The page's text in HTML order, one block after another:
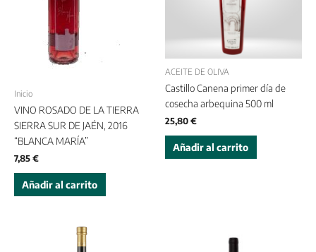
Inicio
VINO ROSADO DE LA TIERRA
SIERRA SUR DE JAÉN, 2016
“BLANCA MARÍA”
7,85€
Añadir al carrito
ACEITE DE OLIVA
Castillo Canena primer día de
cosecha arbequina 500 ml
25,80€
Añadir al carrito